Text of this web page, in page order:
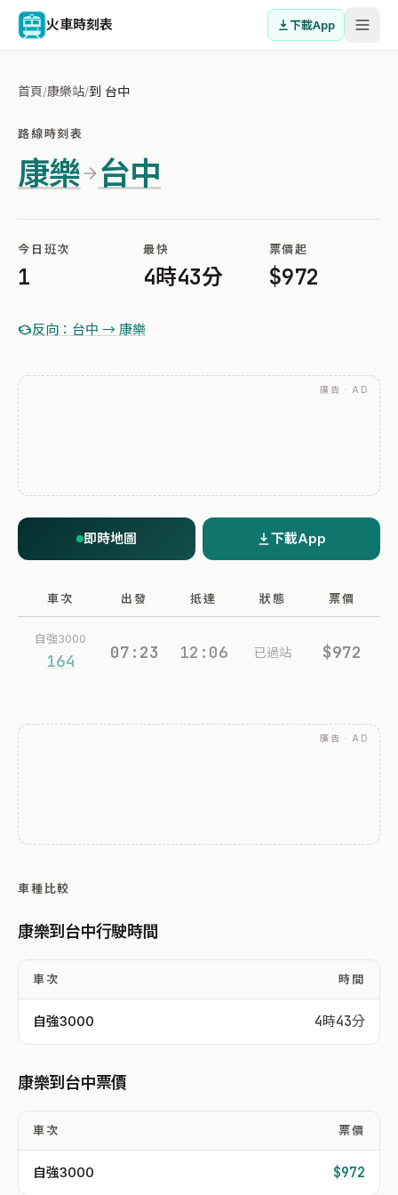
火車時刻表 下載App
首頁/康樂站/到 台中
路線時刻表
康樂 台中
今日班次
1
最快
4時43分
票價起
$972
反向：台中 → 康樂
廣告 · AD
即時地圖 下載App
車次 出發 抵達 狀態 票價
自強3000
164 07:23 12:06 已過站 $972
廣告 · AD
車種比較
康樂到台中行駛時間
車次 時間
自強3000 4時43分
康樂到台中票價
車次 票價
自強3000 $972